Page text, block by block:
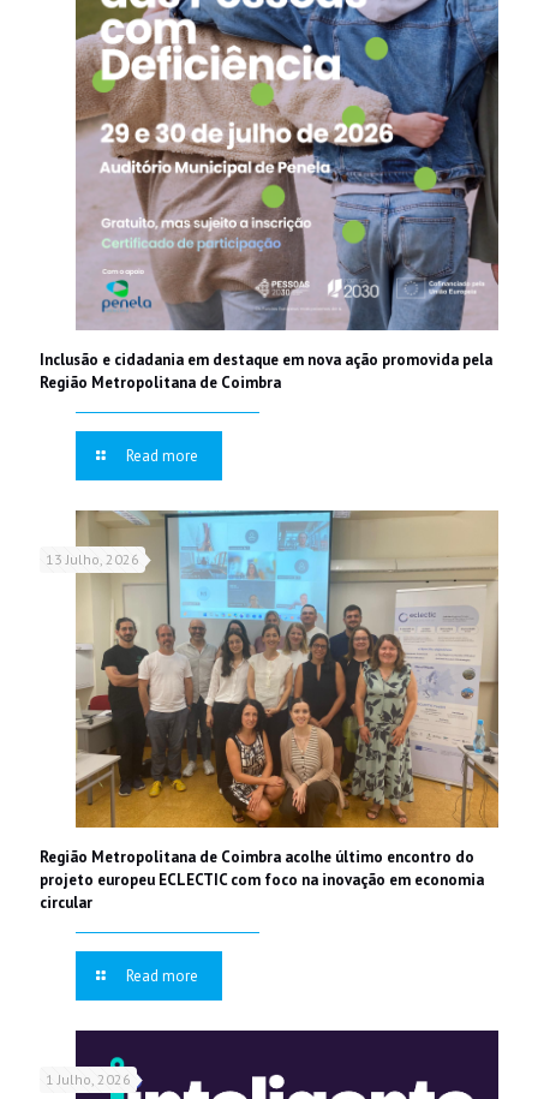
Inclusão e cidadania em destaque em nova ação promovida pela
Região Metropolitana de Coimbra
Read more
13 Julho, 2026
Região Metropolitana de Coimbra acolhe último encontro do
projeto europeu ECLECTIC com foco na inovação em economia
circular
Read more
1 Julho, 2026